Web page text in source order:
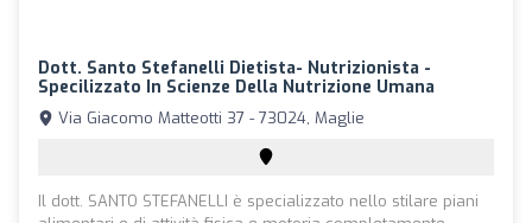
Dott. Santo Stefanelli Dietista- Nutrizionista -
Specilizzato In Scienze Della Nutrizione Umana
Via Giacomo Matteotti 37 - 73024, Maglie
Il dott. SANTO STEFANELLI è specializzato nello stilare piani